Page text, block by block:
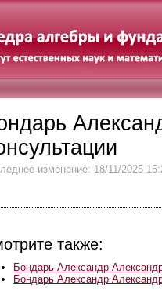
изменение: 18/11/2025
также:
Бондарь Александр
Бондарь Александр